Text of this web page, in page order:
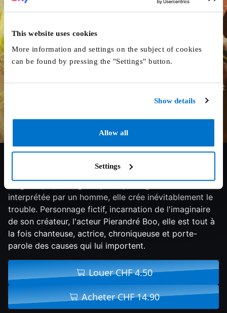
This website uses cookies
More information and settings on the subject of cookies
can be found by pressing the "Settings" button.
Show details
Allow all
Settings
7/10 2019 86 min Documentaire
Greta Gratos, née sorcière, devenue fée, est une diva :
magnétique, étrange et poétique. Figure féminine
interprétée par un homme, elle crée inévitablement le
trouble. Personnage fictif, incarnation de l'imaginaire
de son créateur, l'acteur Pierandré Boo, elle est tout à
la fois chanteuse, actrice, chroniqueuse et porte-
parole des causes qui lui importent.
Louer CHF 4.50
Acheter CHF 14.90